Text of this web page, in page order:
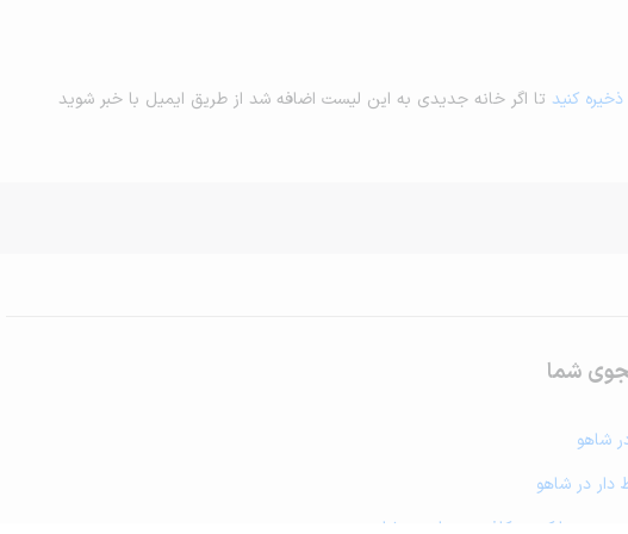
کنید تا اگر خانه جدیدی به این لیست اضافه شد از طریق ایمیل با خبر شوید
شما
شاهو
دار در شاهو
سوپرمارکت و کافه رستوران در شاهو